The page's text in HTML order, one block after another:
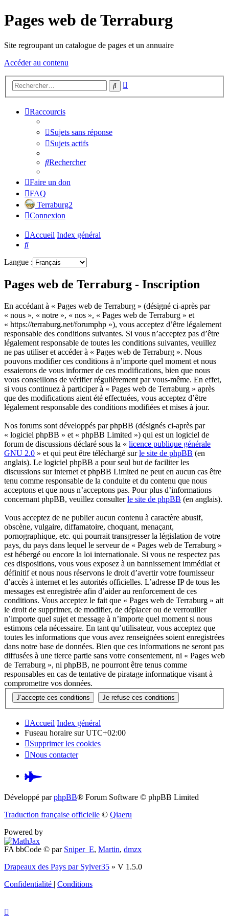
Pages web de Terraburg
Site regroupant un catalogue de pages et un annuaire
Accéder au contenu
Rechercher
Raccourcis
Sujets sans réponse
Sujets actifs
Rechercher
Faire un don
FAQ
Terraburg2
Connexion
Accueil Index général
Rechercher
Langue :
Pages web de Terraburg - Inscription
En accédant à « Pages web de Terraburg » (désigné ci-après par
« nous », « notre », « nos », « Pages web de Terraburg » et
« https://terraburg.net/forumphp »), vous acceptez d’être légalement
responsable des conditions suivantes. Si vous n’acceptez pas d’être
légalement responsable de toutes les conditions suivantes, veuillez
ne pas utiliser et accéder à « Pages web de Terraburg ». Nous
pouvons modifier ces conditions à n’importe quel moment et nous
essaierons de vous informer de ces modifications, bien que nous
vous conseillons de vérifier régulièrement par vous-même. En effet,
si vous continuez à participer à « Pages web de Terraburg » après
que des modifications aient été effectuées, vous acceptez d’être
légalement responsable des conditions modifiées et mises à jour.
Nos forums sont développés par phpBB (désignés ci-après par
« logiciel phpBB » et « phpBB Limited ») qui est un logiciel de
forum de discussions déclaré sous la « licence publique générale
GNU 2.0 » et qui peut être téléchargé surle site de phpBB (en
anglais). Le logiciel phpBB a pour seul but de faciliter les
discussions sur internet et phpBB Limited ne peut en aucun cas être
tenu comme responsable de la conduite et du contenu que nous
acceptons et que nous n’acceptons pas. Pour plus d’informations
concernant phpBB, veuillez consulterle site de phpBB (en anglais).
Vous acceptez de ne publier aucun contenu à caractère abusif,
obscène, vulgaire, diffamatoire, choquant, menaçant,
pornographique, etc. qui pourrait transgresser la législation de votre
pays, du pays dans lequel le serveur de « Pages web de Terraburg »
est hébergé ou encore la loi internationale. Si vous ne respectez pas
ces dispositions, vous vous exposez à un bannissement immédiat et
définitif et nous nous réservons le droit d’avertir votre fournisseur
d’accès à internet et les autorités officielles. L’adresse IP de tous les
messages est enregistrée afin d’aider au renforcement de ces
conditions. Vous acceptez le fait que « Pages web de Terraburg » ait
le droit de supprimer, de modifier, de déplacer ou de verrouiller
n’importe quel sujet et message à n’importe quel moment si nous
estimons cela nécessaire. En tant qu’utilisateur, vous acceptez que
toutes les informations que vous avez renseignées soient enregistrées
dans notre base de données. Bien que ces informations ne seront pas
diffusées à une tierce partie sans votre consentement, ni « Pages web
de Terraburg », ni phpBB, ne pourront être tenus comme
responsables en cas de tentative de piratage informatique visant à
compromettre vos données.
Accueil Index général
Fuseau horaire surUTC+02:00
Supprimer les cookies
Nous contacter
Pardus.at
(S’ouvre
nouvel
Développé parphpBB® Forum Software © phpBB Limited
Traduction française officielle © Qiaeru
Powered by
FA bbCode © par Sniper_E, Martin, dmzx
Drapeaux des Pays par Sylver35 » V 1.5.0
Confidentialité | Conditions